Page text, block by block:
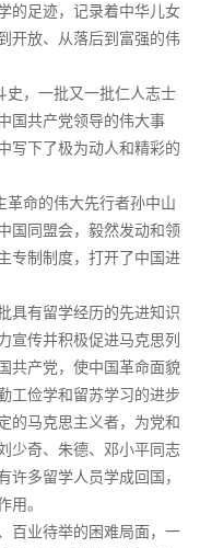
足迹，记录着中华儿女
开放、从落后到富强的伟
史，一批又一批仁人志士
国共产党领导的伟大事
写下了极为动人和精彩的
命的伟大先行者孙中山
国同盟会，毅然发动和领
专制制度，打开了中国进
有留学经历的先进知识
宣传并积极促进马克思列
共产党，使中国革命面貌
工俭学和留苏学习的进步
的马克思主义者，为党和
少奇、朱德、邓小平同志
多留学人员学成回国，
用。
业待举的困难局面，一